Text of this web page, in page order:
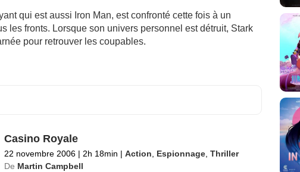
qui est aussi Iron Man, est confronté cette fois à un
les fronts. Lorsque son univers personnel est détruit, Stark
pour retrouver les coupables.
Casino Royale
22 novembre 2006 | 2h 18min | Action, Espionnage, Thriller
De Martin Campbell